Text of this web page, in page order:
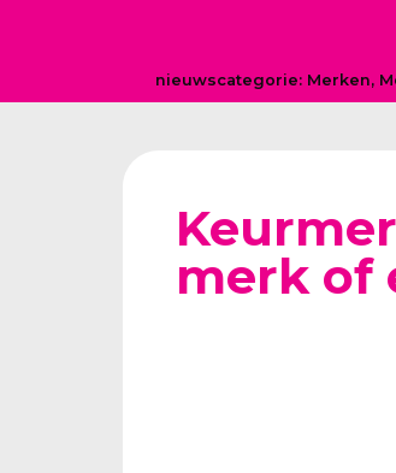
nieuwscategorie: Merken,
merk of